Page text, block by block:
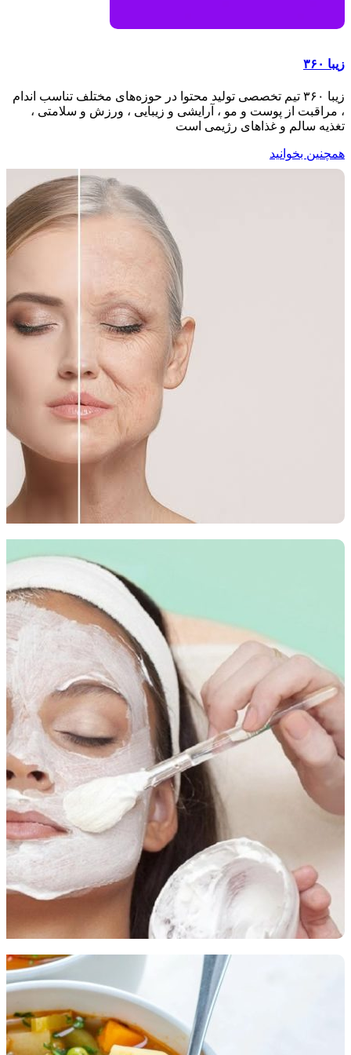
زیبا ۳۶۰
زیبا ۳۶۰ تیم تخصصی تولید محتوا در حوزه‌های مختلف تناسب اندام
، مراقبت از پوست و مو ، آرایشی و زیبایی ، ورزش و سلامتی ،
تغذیه سالم و غذاهای رژیمی است
همچنین بخوانید